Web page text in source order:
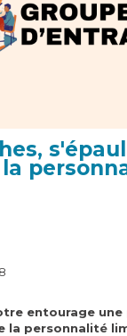
entourage
la personnalité